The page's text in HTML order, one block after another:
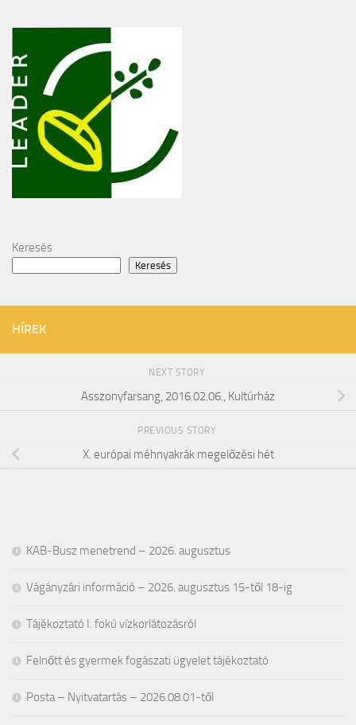
Keresés
Keresés
HÍREK
NEXT STORY
Asszonyfarsang, 2016.02.06., Kultúrház
PREVIOUS STORY
X. európai méhnyakrák megelőzési hét
KAB-Busz menetrend – 2026. augusztus
Vágányzári információ – 2026. augusztus 15-től 18-ig
Tájékoztató I. fokú vízkorlátozásról
Felnőtt és gyermek fogászati ügyelet tájékoztató
Posta – Nyitvatartás – 2026.08.01-től